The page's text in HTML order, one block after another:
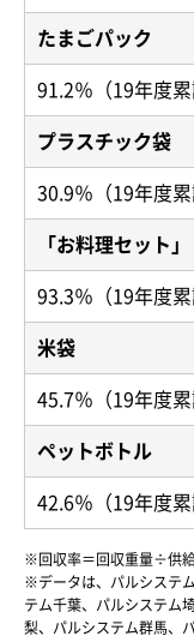
たまごパック
91.2％（19年度累
プラスチック袋
30.9％（19年度累
「お料理セット
93.3％（19年度累
米袋
45.7％（19年度累
ペットボトル
42.6％（19年度累
※回収率＝回収重量÷供給
※データは、パルシステ
テム千葉、パルシステム
梨、パルシステム群馬、